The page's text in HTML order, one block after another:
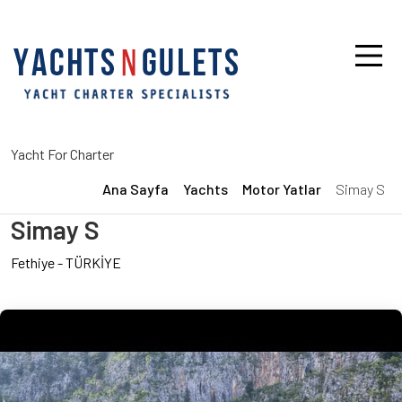
Yacht For Charter
Ana Sayfa Yachts Motor Yatlar Simay S
Simay S
Fethiye-TÜRKİYE